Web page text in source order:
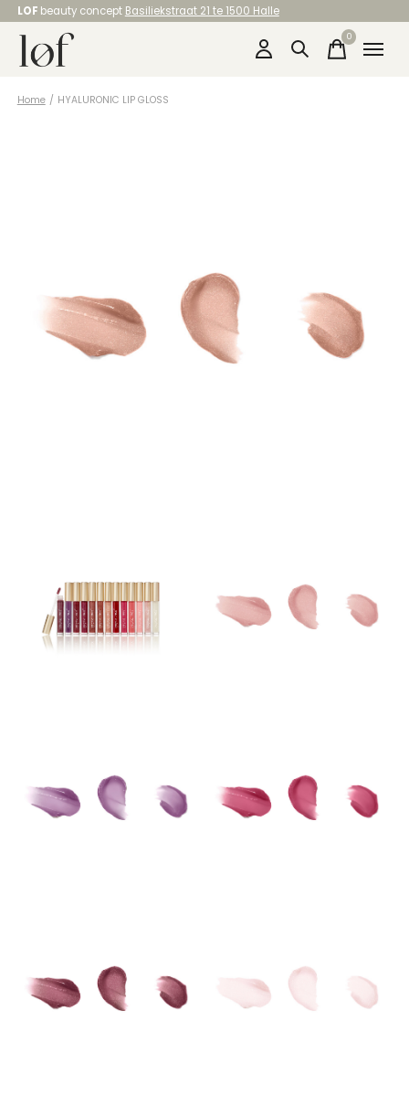
LOF beauty concept Basiliekstraat 21 te 1500 Halle
0items
Home / HYALURONIC LIP GLOSS